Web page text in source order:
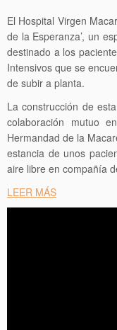
El Hospital Virgen
de la Esperanza’, un
destinado a los
Intensivos que se
de subir a planta.
La construcción de
colaboración mutuo
Hermandad de la
estancia de unos
aire libre en compañía
LEER MÁS